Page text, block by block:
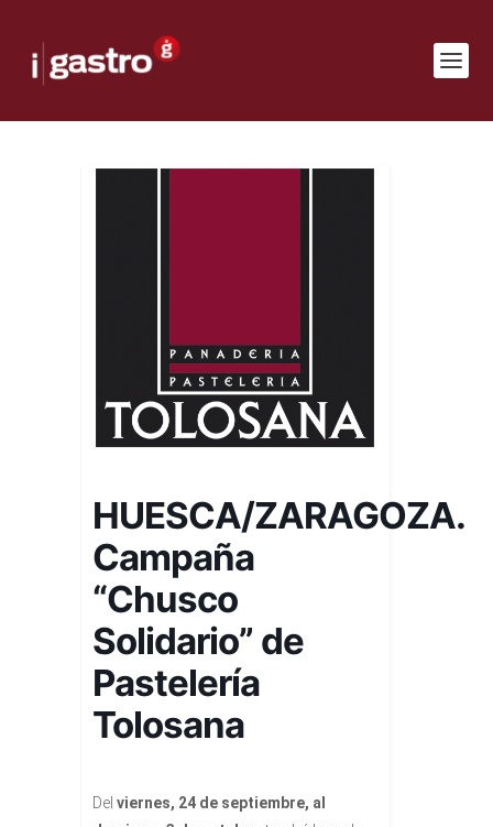
HUESCA/ZARAGOZA.
Campaña
“Chusco
Solidario” de
Pastelería
Tolosana
Del viernes, 24 de septiembre, al